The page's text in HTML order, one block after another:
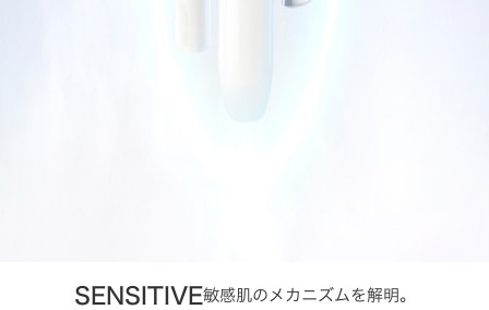
SENSITIVE敏感肌のメカニズムを解明。